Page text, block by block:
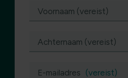
Voornaam (vereist)
Achternaam (vereist)
E-mailadres (vereist)